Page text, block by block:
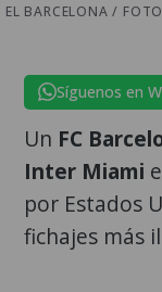
BARCELONA /
Síguenos en
Un FC
Inter Miami
por Estados
fichajes más